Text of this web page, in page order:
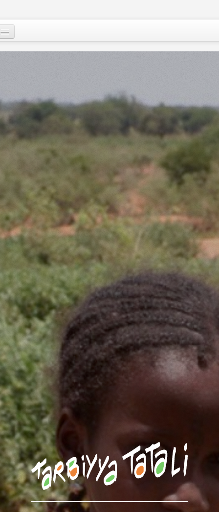
Qui sommes-nous?
Images et mots du Niger
Soutenir le peuple nigérien
A propos